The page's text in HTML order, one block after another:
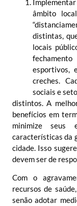
âmbito
distintas,
locais
esportivos,
creches.
sociais e
distintos. A
benefícios em
minimize seus
características da
cidade. Isso
devem ser de
Com o
recursos de
senão adotar